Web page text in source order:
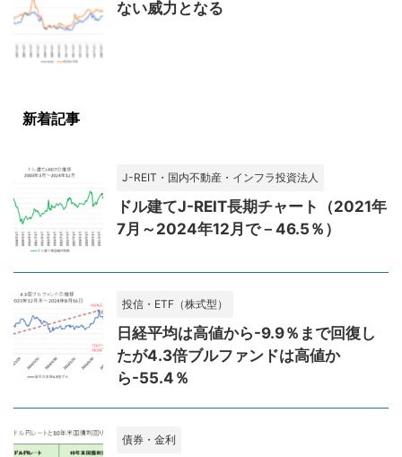
ない威力となる
新着記事
J-REIT・国内不動産・インフラ投資法人
ドル建てJ-REIT長期チャート（2021年
7月～2024年12月で－46.5％）
投信・ETF（株式型）
日経平均は高値から-9.9％まで回復し
たが4.3倍ブルファンドは高値か
ら-55.4％
債券・金利